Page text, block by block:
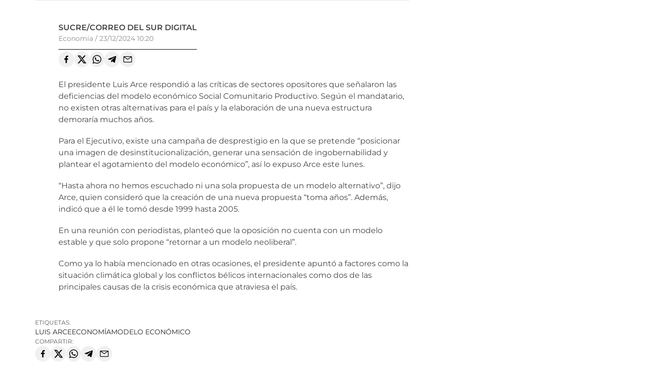
SUCRE/CORREO DEL SUR DIGITAL
Economía / 23/12/2024 10:20
El presidente Luis Arce respondió a las críticas de sectores opositores que señalaron las
deficiencias del modelo económico Social Comunitario Productivo. Según el mandatario,
no existen otras alternativas para el país y la elaboración de una nueva estructura
demoraría muchos años.
Para el Ejecutivo, existe una campaña de desprestigio en la que se pretende “posicionar
una imagen de desinstitucionalización, generar una sensación de ingobernabilidad y
plantear el agotamiento del modelo económico”, así lo expuso Arce este lunes.
“Hasta ahora no hemos escuchado ni una sola propuesta de un modelo alternativo”, dijo
Arce, quien consideró que la creación de una nueva propuesta “toma años”. Además,
indicó que a él le tomó desde 1999 hasta 2005.
En una reunión con periodistas, planteó que la oposición no cuenta con un modelo
estable y que solo propone “retornar a un modelo neoliberal”.
Como ya lo había mencionado en otras ocasiones, el presidente apuntó a factores como la
situación climática global y los conflictos bélicos internacionales como dos de las
principales causas de la crisis económica que atraviesa el país.
ETIQUETAS:
LUIS ARCEECONOMÍAMODELO ECONÓMICO
COMPARTIR: